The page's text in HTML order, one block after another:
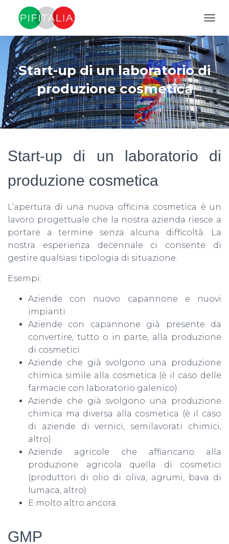
Start-up di un laboratorio di
produzione cosmetica
Start-up di un laboratorio di
produzione cosmetica
L’apertura di una nuova officina cosmetica è un
lavoro progettuale che la nostra azienda riesce a
portare a termine senza alcuna difficoltà. La
nostra esperienza decennale ci consente di
gestire qualsiasi tipologia di situazione.
Esempi:
Aziende con nuovo capannone e nuovi
impianti
Aziende con capannone già presente da
convertire, tutto o in parte, alla produzione
di cosmetici
Aziende che già svolgono una produzione
chimica simile alla cosmetica (è il caso delle
farmacie con laboratorio galenico)
Aziende che già svolgono una produzione
chimica ma diversa alla cosmetica (è il caso
di aziende di vernici, semilavorati chimici,
altro)
Aziende agricole che affiancano alla
produzione agricola quella di cosmetici
(produttori di olio di oliva, agrumi, bava di
lumaca, altro)
E molto altro ancora.
GMP